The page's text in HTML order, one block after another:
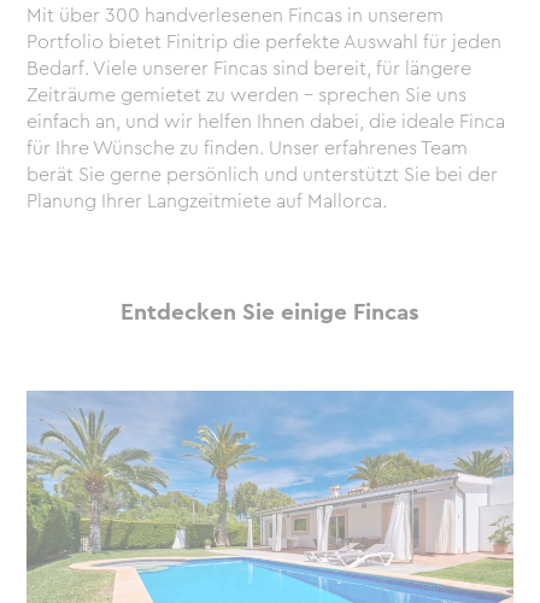
Mit über 300 handverlesenen Fincas in unserem
Portfolio bietet Finitrip die perfekte Auswahl für jeden
Bedarf. Viele unserer Fincas sind bereit, für längere
Zeiträume gemietet zu werden – sprechen Sie uns
einfach an, und wir helfen Ihnen dabei, die ideale Finca
für Ihre Wünsche zu finden. Unser erfahrenes Team
berät Sie gerne persönlich und unterstützt Sie bei der
Planung Ihrer Langzeitmiete auf Mallorca.
Entdecken Sie einige Fincas